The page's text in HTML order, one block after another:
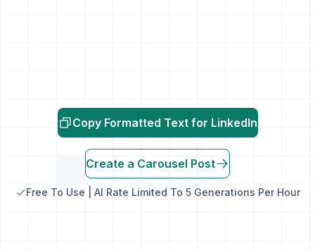
Copy Formatted Text for LinkedIn
Create a Carousel Post
Free To Use | AI Rate Limited To 5 Generations Per Hour